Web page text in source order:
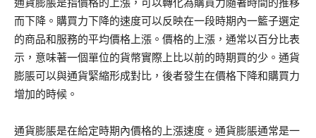
通貨膨脹是指價格的上漲，可以轉化為購買力隨著時間的推移
而下降。購買力下降的速度可以反映在一段時期內一籃子選定
的商品和服務的平均價格上漲。價格的上漲，通常以百分比表
示，意味著一個單位的貨幣實際上比以前的時期買的少。通貨
膨脹可以與通貨緊縮形成對比，後者發生在價格下降和購買力
增加的時候。
通貨膨脹是在給定時期內價格的上漲速度。通貨膨脹通常是一